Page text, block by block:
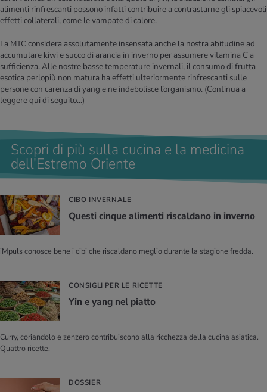
alimenti rinfrescanti possono infatti contribuire a contrastarne gli spiacevoli
effetti collaterali, come le vampate di calore.
La MTC considera assolutamente insensata anche la nostra abitudine ad
accumulare kiwi e succo di arancia in inverno per assumere vitamina C a
sufficienza. Alle nostre basse temperature invernali, il consumo di frutta
esotica perlopiù non matura ha effetti ulteriormente rinfrescanti sulle
persone con carenza di yang e ne indebolisce l’organismo. (Continua a
leggere qui di seguito...)
Scopri di più sulla cucina e la medicina
dell'Estremo Oriente
CIBO INVERNALE
Que­sti cin­que ali­men­ti ri­scal­da­no in in­ver­no
iMpuls conosce bene i cibi che riscaldano meglio durante la stagione fredda.
CONSIGLI PER LE RICETTE
Yin e yang nel piat­to
Curry, coriandolo e zenzero contribuiscono alla ricchezza della cucina asiatica.
Quattro ricette.
DOSSIER